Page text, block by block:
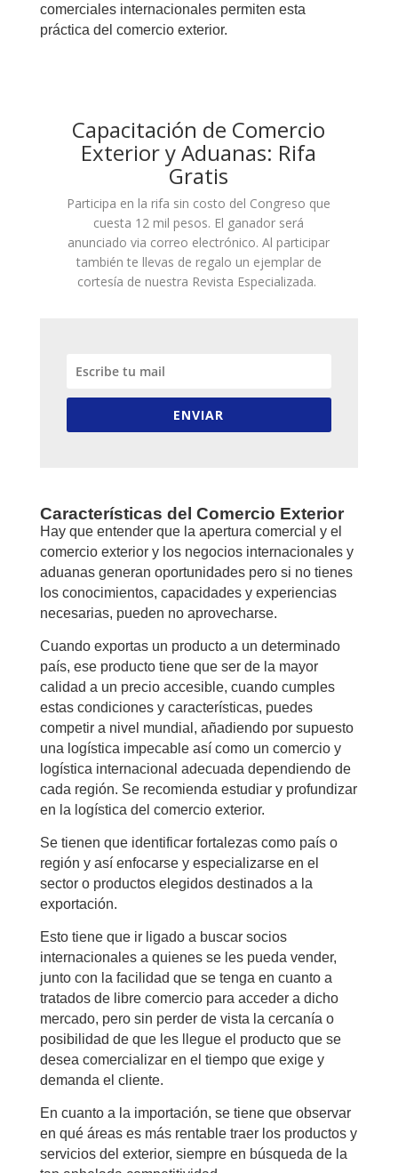
comerciales internacionales permiten esta
práctica del comercio exterior.
Capacitación de Comercio
Exterior y Aduanas: Rifa
Gratis
Participa en la rifa sin costo del Congreso que
cuesta 12 mil pesos. El ganador será
anunciado via correo electrónico. Al participar
también te llevas de regalo un ejemplar de
cortesía de nuestra Revista Especializada.
ENVIAR
Características del Comercio Exterior
Hay que entender que la apertura comercial y el
comercio exterior y los negocios internacionales y
aduanas generan oportunidades pero si no tienes
los conocimientos, capacidades y experiencias
necesarias, pueden no aprovecharse.
Cuando exportas un producto a un determinado
país, ese producto tiene que ser de la mayor
calidad a un precio accesible, cuando cumples
estas condiciones y características, puedes
competir a nivel mundial, añadiendo por supuesto
una logística impecable así como un comercio y
logística internacional adecuada dependiendo de
cada región. Se recomienda estudiar y profundizar
en la logística del comercio exterior.
Se tienen que identificar fortalezas como país o
región y así enfocarse y especializarse en el
sector o productos elegidos destinados a la
exportación.
Esto tiene que ir ligado a buscar socios
internacionales a quienes se les pueda vender,
junto con la facilidad que se tenga en cuanto a
tratados de libre comercio para acceder a dicho
mercado, pero sin perder de vista la cercanía o
posibilidad de que les llegue el producto que se
desea comercializar en el tiempo que exige y
demanda el cliente.
En cuanto a la importación, se tiene que observar
en qué áreas es más rentable traer los productos y
servicios del exterior, siempre en búsqueda de la